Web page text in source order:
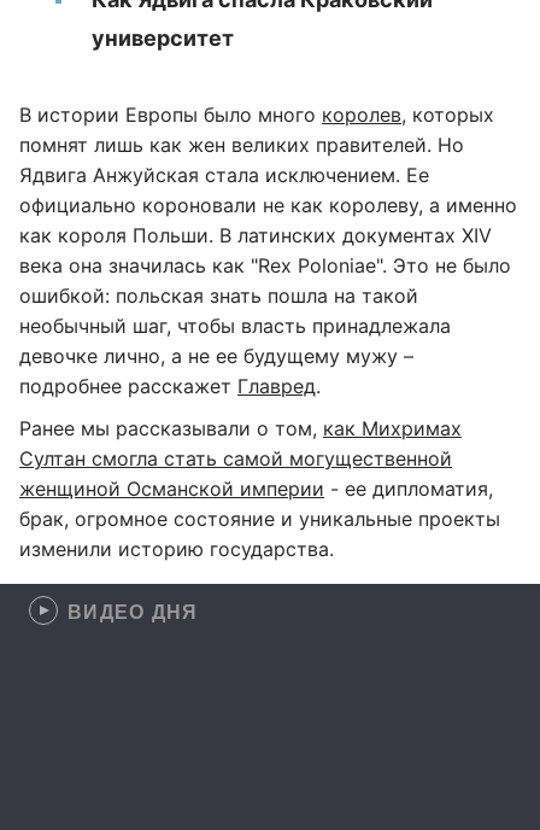
университет
В истории Европы было много королев, которых
помнят лишь как жен великих правителей. Но
Ядвига Анжуйская стала исключением. Ее
официально короновали не как королеву, а именно
как короля Польши. В латинских документах XIV
века она значилась как "Rex Poloniae". Это не было
ошибкой: польская знать пошла на такой
необычный шаг, чтобы власть принадлежала
девочке лично, а не ее будущему мужу –
подробнее расскажет Главред.
Ранее мы рассказывали о том, как Михримах
Султан смогла стать самой могущественной
женщиной Османской империи - ее дипломатия,
брак, огромное состояние и уникальные проекты
изменили историю государства.
ВИДЕО ДНЯ